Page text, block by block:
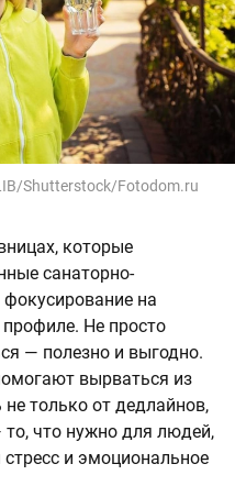
Shutterstock/Fotodom.ru
которые
санаторно-
на
Не просто
— полезно и выгодно.
вырваться из
не только от дедлайнов,
что нужно для людей,
и эмоциональное